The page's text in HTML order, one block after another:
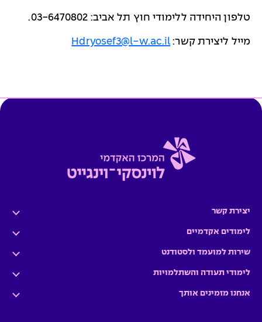
טלפון היחידה ללימודי חוץ תל אביב: 03-6470802.
מייל ליצירת קשר: Hdryosef3@l-w.ac.il
יצירת קשר
לימודים אקדמיים
שירות למועמד ולסטודנט
לימודי תעודה והשתלמויות
אנחנו מזמינים אותך